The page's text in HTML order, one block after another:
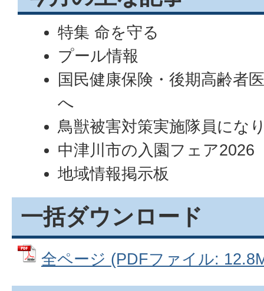
特集 命を守る
プール情報
国民健康保険・後期高齢者
へ
鳥獣被害対策実施隊員にな
中津川市の入園フェア2026
地域情報掲示板
一括ダウンロード
全ページ (PDFファイル: